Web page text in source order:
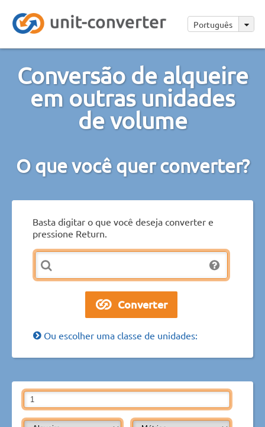
Português
Conversão de alqueire
em outras unidades
de volume
O que você quer converter?
Basta digitar o que você deseja converter e
pressione Return.
Ou escolher uma classe de unidades: